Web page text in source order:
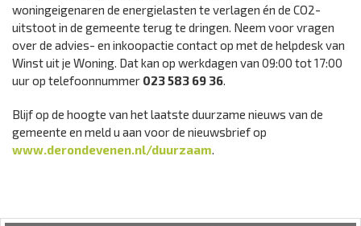
woningeigenaren de energielasten te verlagen én de CO2-
uitstoot in de gemeente terug te dringen. Neem voor vragen
over de advies- en inkoopactie contact op met de helpdesk van
Winst uit je Woning. Dat kan op werkdagen van 09:00 tot 17:00
uur op telefoonnummer 023 583 69 36.
Blijf op de hoogte van het laatste duurzame nieuws van de
gemeente en meld u aan voor de nieuwsbrief op
www.derondevenen.nl/duurzaam.